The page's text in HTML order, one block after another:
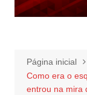
Página inicial
Como era o
entrou na mira